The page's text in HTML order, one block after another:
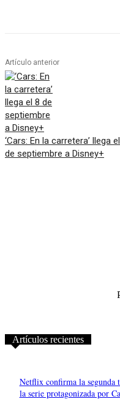
Artículo anterior
‘Cars: En la carretera’ llega
de septiembre a Disney+
Artículos recientes
Netflix confirma la segunda
la serie protagonizada por